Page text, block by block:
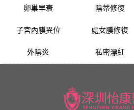
卵巢早衰
子宮內膜異位
外陰炎
陰蒂修復
處女膜修復
私密漂紅